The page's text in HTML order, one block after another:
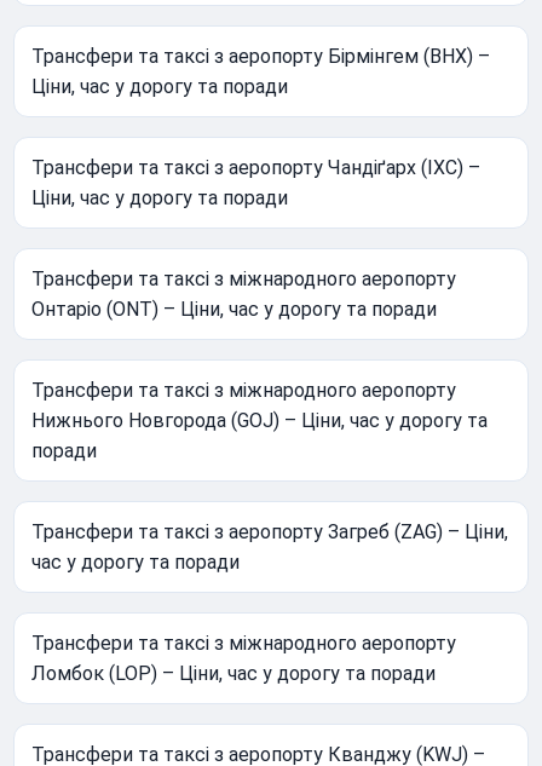
Трансфери та таксі з аеропорту Бірмінгем (BHX) –
Ціни, час у дорогу та поради
Трансфери та таксі з аеропорту Чандіґарх (IXC) –
Ціни, час у дорогу та поради
Трансфери та таксі з міжнародного аеропорту
Онтаріо (ONT) – Ціни, час у дорогу та поради
Трансфери та таксі з міжнародного аеропорту
Нижнього Новгорода (GOJ) – Ціни, час у дорогу та
поради
Трансфери та таксі з аеропорту Загреб (ZAG) – Ціни,
час у дорогу та поради
Трансфери та таксі з міжнародного аеропорту
Ломбок (LOP) – Ціни, час у дорогу та поради
Трансфери та таксі з аеропорту Кванджу (KWJ) –